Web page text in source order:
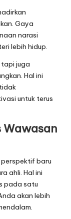
Gaya
narasi
lebih hidup.
juga
Hal ini
untuk terus
Wawasan
baru
ahli. Hal ini
pada satu
akan lebih